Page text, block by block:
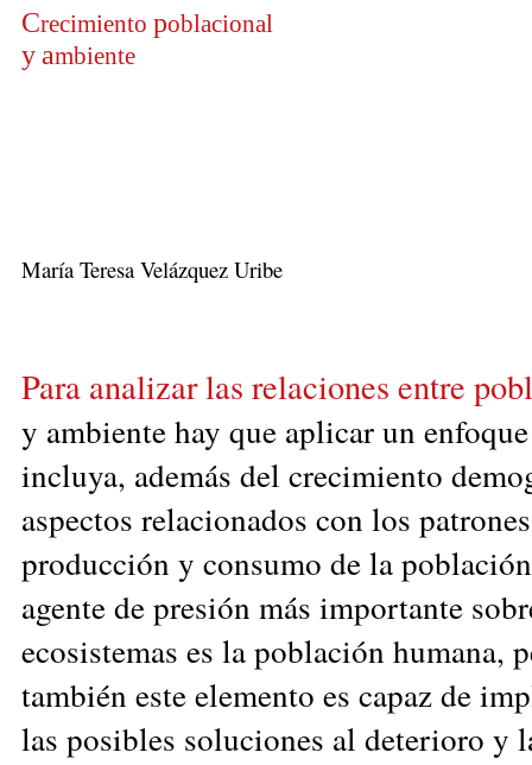
Crecimiento poblacional
y ambiente
María Teresa Velázquez Uribe
Para analizar las relaciones entre
y ambiente hay que aplicar un
incluya, además del crecimiento
aspectos relacionados con los
producción y consumo de la
agente de presión más importante
ecosistemas es la población humana,
también este elemento es capaz de
las posibles soluciones al deterioro y